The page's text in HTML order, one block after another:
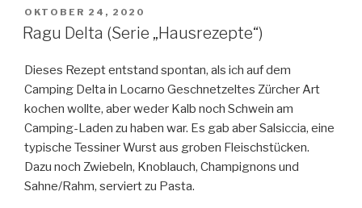
„Hausrezepte“)“
VERÖFFENTLICHT
AM
OKTOBER 24, 2020
Ragu Delta (Serie „Hausrezepte“)
Dieses Rezept entstand spontan, als ich auf dem
Camping Delta in Locarno Geschnetzeltes Zürcher Art
kochen wollte, aber weder Kalb noch Schwein am
Camping-Laden zu haben war. Es gab aber Salsiccia, eine
typische Tessiner Wurst aus groben Fleischstücken.
Dazu noch Zwiebeln, Knoblauch, Champignons und
Sahne/Rahm, serviert zu Pasta.